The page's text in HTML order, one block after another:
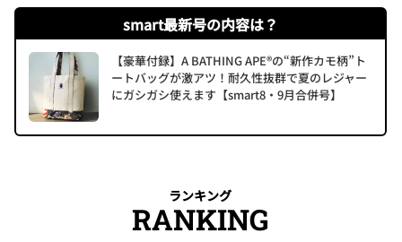
smart最新号の内容は？
【豪華付録】A BATHING APE®の“新作カモ柄”ト
ートバッグが激アツ！耐久性抜群で夏のレジャー
にガシガシ使えます【smart8・9月合併号】
ランキング
RANKING